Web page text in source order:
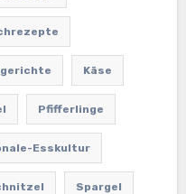
Käse
Pfifferlinge
Esskultur
Spargel